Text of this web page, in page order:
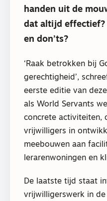
handen uit de
dat altijd effectief?
en don’ts?
‘Raak betrokken bij
gerechtigheid’,
eerste editie van
als World Servants
concrete activiteiten,
vrijwilligers in
meebouwen aan
lerarenwoningen en
De laatste tijd staat
vrijwilligerswerk in